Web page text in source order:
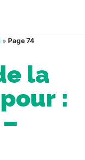
» Page 74
la
: